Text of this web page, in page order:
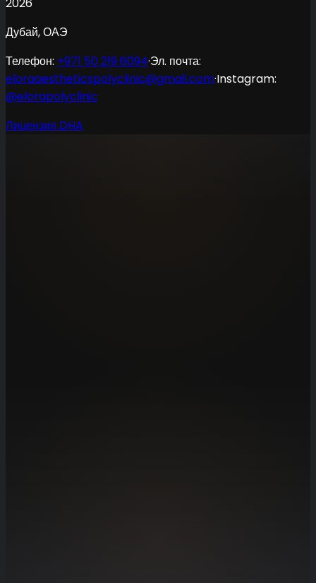
Дубай, ОАЭ
Телефон: +971 50 219 6094·Эл. почта:
eloraaestheticspolyclinic@gmail.com·Instagram:
@elorapolyclinic
Лицензия DHA